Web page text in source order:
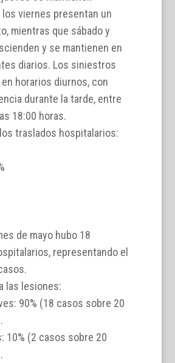
viernes presentan un
mientras que sábado y
y se mantienen en
diarios. Los siniestros
horarios diurnos, con
durante la tarde, entre
18:00 horas.
traslados hospitalarios:
de mayo hubo 18
representando el
las lesiones:
90% (18 casos sobre 20
10% (2 casos sobre 20